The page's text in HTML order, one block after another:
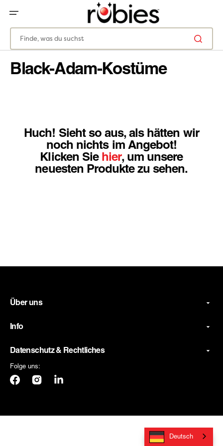
INHALT
SPRINGEN
Finde, was du suchst
Black-Adam-Kostüme
Huch! Sieht so aus, als hätten wir
noch nichts im Angebot!
Klicken Sie hier, um unsere
neuesten Produkte zu sehen.
Über uns
Info
Datenschutz & Rechtliches
Folge uns:
FacebookInstagramLinkedIn
Deutsch